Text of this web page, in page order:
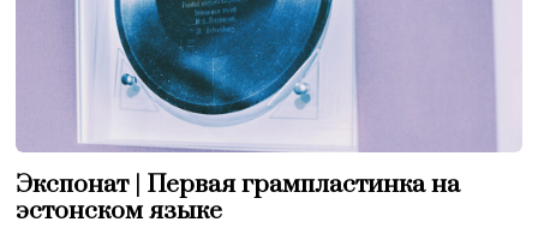
Экспонат | Первая грампластинка на
эстонском языке